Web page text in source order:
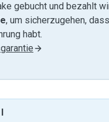
gebucht und bezahlt
, um sicherzugehen,
habt.